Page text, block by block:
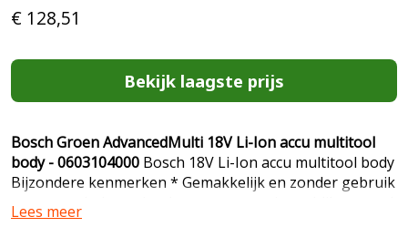
€ 128,51
Bekijk laagste prijs
Bosch Groen AdvancedMulti 18V Li-Ion accu multitool
body - 0603104000 Bosch 18V Li-Ion accu multitool body
Bijzondere kenmerken * Gemakkelijk en zonder gebruik
van gereedschap wisselen van accessoires - bliksemsnel
in slechts 3 seconden - met AutoClic * Veelzijdige
Lees meer